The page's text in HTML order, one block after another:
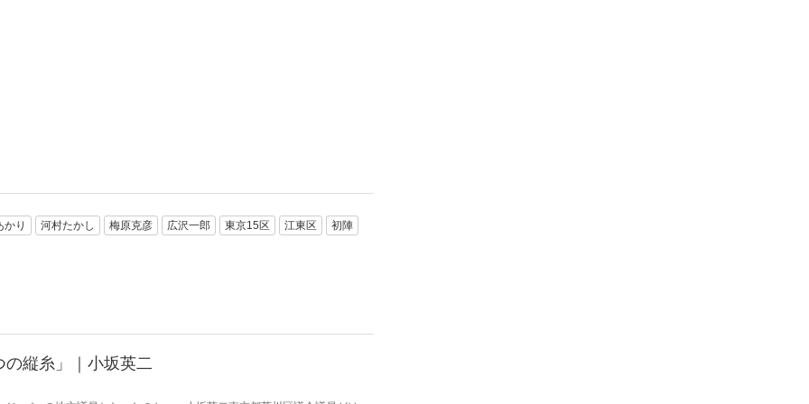
かり 河村たかし 梅原克彦 広沢一郎 東京15区 江東区 初陣
縦糸」｜小坂英二